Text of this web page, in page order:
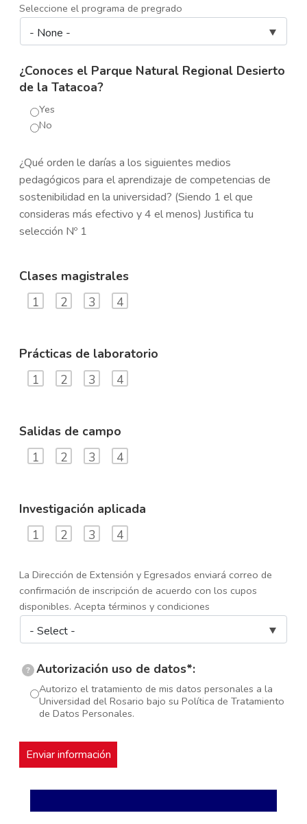
Seleccione el programa de pregrado
¿Conoces el Parque Natural Regional Desierto
de la Tatacoa?
Yes
No
¿Qué orden le darías a los siguientes medios
pedagógicos para el aprendizaje de competencias de
sostenibilidad en la universidad? (Siendo 1 el que
consideras más efectivo y 4 el menos) Justifica tu
selección Nº 1
Clases magistrales
1
2 3 4
Prácticas de laboratorio
1
2 3 4
Salidas de campo
1
2 3 4
Investigación aplicada
1
2 3 4
La Dirección de Extensión y Egresados enviará correo de
confirmación de inscripción de acuerdo con los cupos
disponibles. Acepta términos y condiciones
? Autorización uso de datos*:
Autorizo el tratamiento de mis datos personales a la
Universidad del Rosario bajo su Política de Tratamiento
de Datos Personales.